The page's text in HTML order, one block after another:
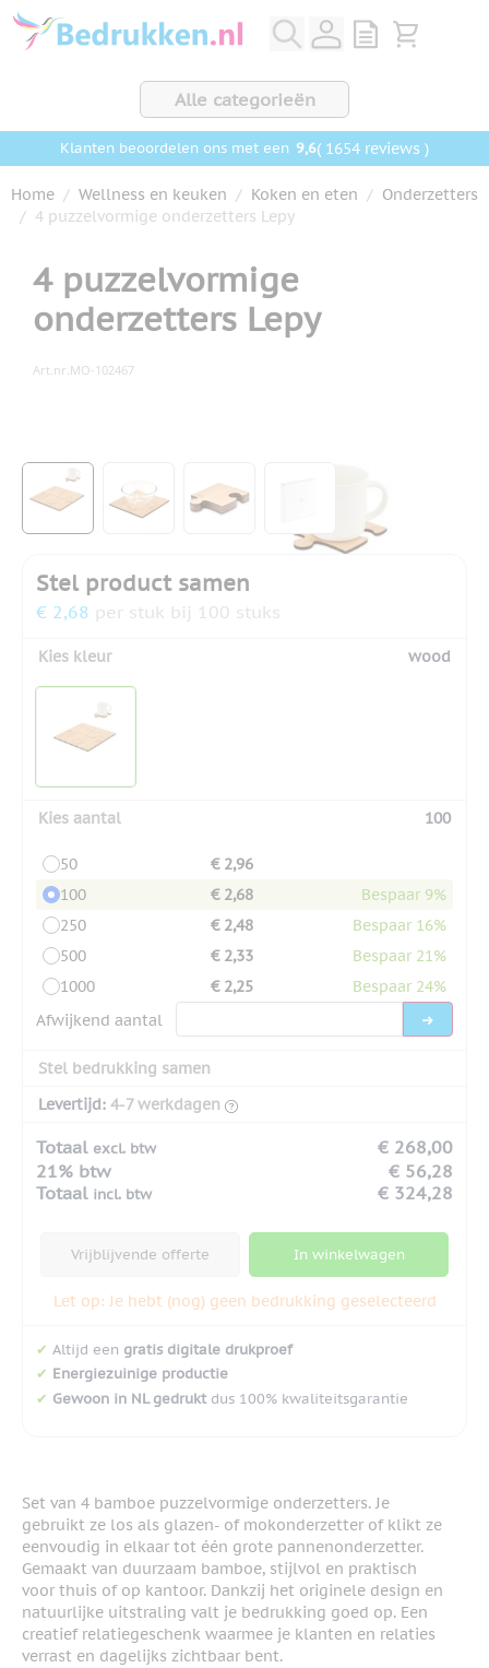
Ga naar de inhoud
View quote,
Bekijk
Alle categorieën
Klanten beoordelen ons met een 9,6( 1654 reviews )
Home / Wellness en keuken / Koken en eten / Onderzetters
/ 4 puzzelvormige onderzetters Lepy
4 puzzelvormige
onderzetters Lepy
Art.nr. MO-102467
View larger image
Stel product samen
€ 2,68 per stuk bij 100 stuks
Kies kleur wood
Kies aantal 100
50
€ 2,96
100
€ 2,68
Bespaar 9%
250
€ 2,48
Bespaar 16%
500
€ 2,33
Bespaar 21%
1000
€ 2,25
Bespaar 24%
Afwijkend aantal
Stel bedrukking samen
Levertijd: 4-7 werkdagen
Totaal excl. btw
€ 268,00
21% btw
€ 56,28
Totaal incl. btw € 324,28
Vrijblijvende offerte In winkelwagen
Let op: Je hebt (nog) geen bedrukking geselecteerd
✔ Altijd een gratis digitale drukproef
✔ Energiezuinige productie
✔ Gewoon in NL gedruktdus 100% kwaliteitsgarantie
Set van 4 bamboe puzzelvormige onderzetters. Je
gebruikt ze los als glazen- of mokonderzetter of klikt ze
eenvoudig in elkaar tot één grote pannenonderzetter.
Gemaakt van duurzaam bamboe, stijlvol en praktisch
voor thuis of op kantoor. Dankzij het originele design en
natuurlijke uitstraling valt je bedrukking goed op. Een
creatief relatiegeschenk waarmee je klanten en relaties
verrast en dagelijks zichtbaar bent.